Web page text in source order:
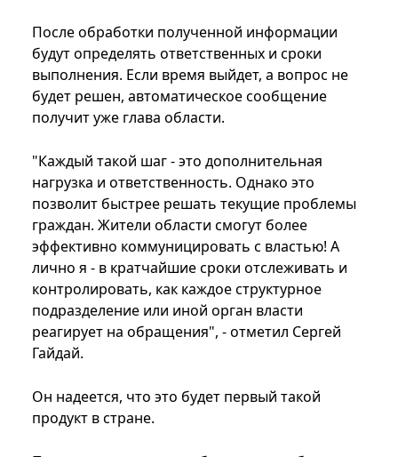
После обработки полученной информации
будут определять ответственных и сроки
выполнения. Если время выйдет, а вопрос не
будет решен, автоматическое сообщение
получит уже глава области.
"Каждый такой шаг - это дополнительная
нагрузка и ответственность. Однако это
позволит быстрее решать текущие проблемы
граждан. Жители области смогут более
эффективно коммуницировать с властью! А
лично я - в кратчайшие сроки отслеживать и
контролировать, как каждое структурное
подразделение или иной орган власти
реагирует на обращения", - отметил Сергей
Гайдай.
Он надеется, что это будет первый такой
продукт в стране.